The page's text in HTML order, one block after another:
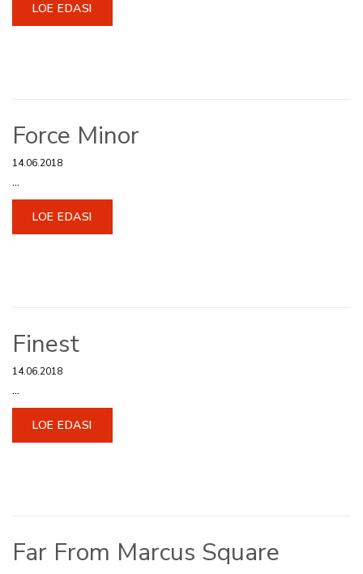
LOE EDASI
Force Minor
14.06.2018
...
LOE EDASI
Finest
14.06.2018
...
LOE EDASI
Far From Marcus Square